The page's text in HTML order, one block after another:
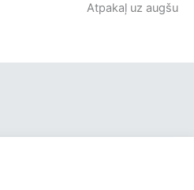
Atpakaļ uz augšu